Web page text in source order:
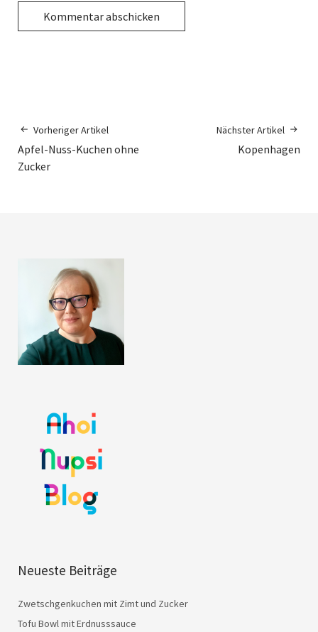
Vorheriger Artikel
Apfel-Nuss-Kuchen ohne
Zucker
Nächster Artikel
Kopenhagen
Neueste Beiträge
Zwetschgenkuchen mit Zimt und Zucker
Tofu Bowl mit Erdnusssauce